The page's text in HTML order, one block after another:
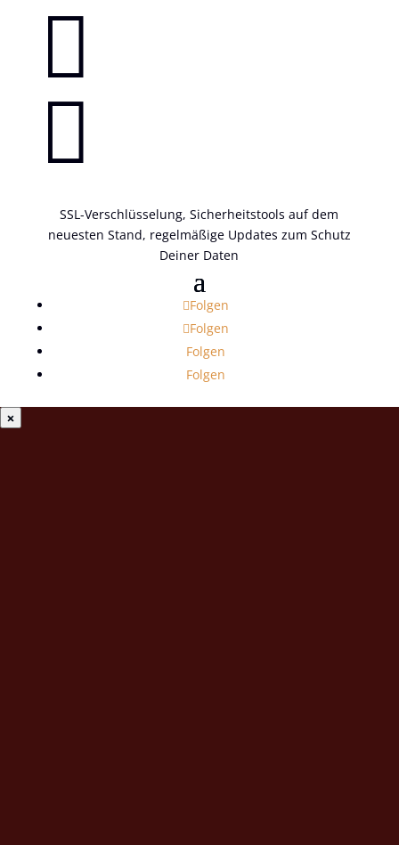


SSL-Verschlüsselung, Sicherheitstools auf dem
neuesten Stand, regelmäßige Updates zum Schutz
Deiner Daten
Folgen
Folgen
Folgen
Folgen